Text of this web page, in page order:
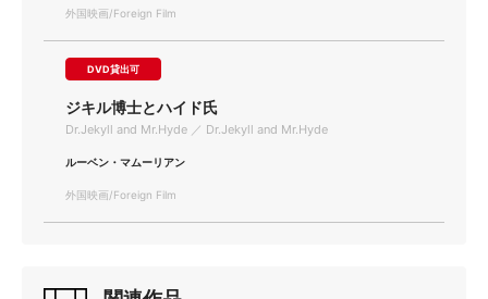
外国映画/Foreign Film
DVD貸出可
ジキル博士とハイド氏
Dr.Jekyll and Mr.Hyde ／ Dr.Jekyll and Mr.Hyde
ルーベン・マムーリアン
外国映画/Foreign Film